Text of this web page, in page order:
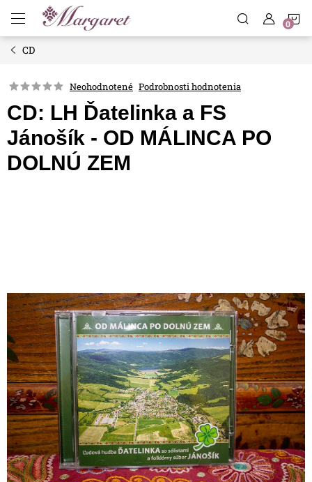
obsah
CD
Neohodnotené Podrobnosti hodnotenia
CD: LH Ďatelinka a FS
Jánošík - OD MÁLINCA PO
DOLNÚ ZEM